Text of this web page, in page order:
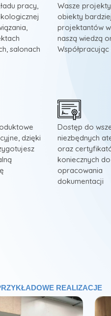
pracy,
salonach
Wasze
obiekty
projektantów w
naszą wiedzą
Współpracując
dzięki
Dostęp do
niezbędnych
oraz
koniecznych do
opracowania
dokumentacji
REALIZACJE